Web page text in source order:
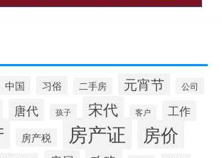
中国 习俗 二手房 元宵节 公司
唐代 孩子 宋代 客户 工作
房产税 房产证 房价